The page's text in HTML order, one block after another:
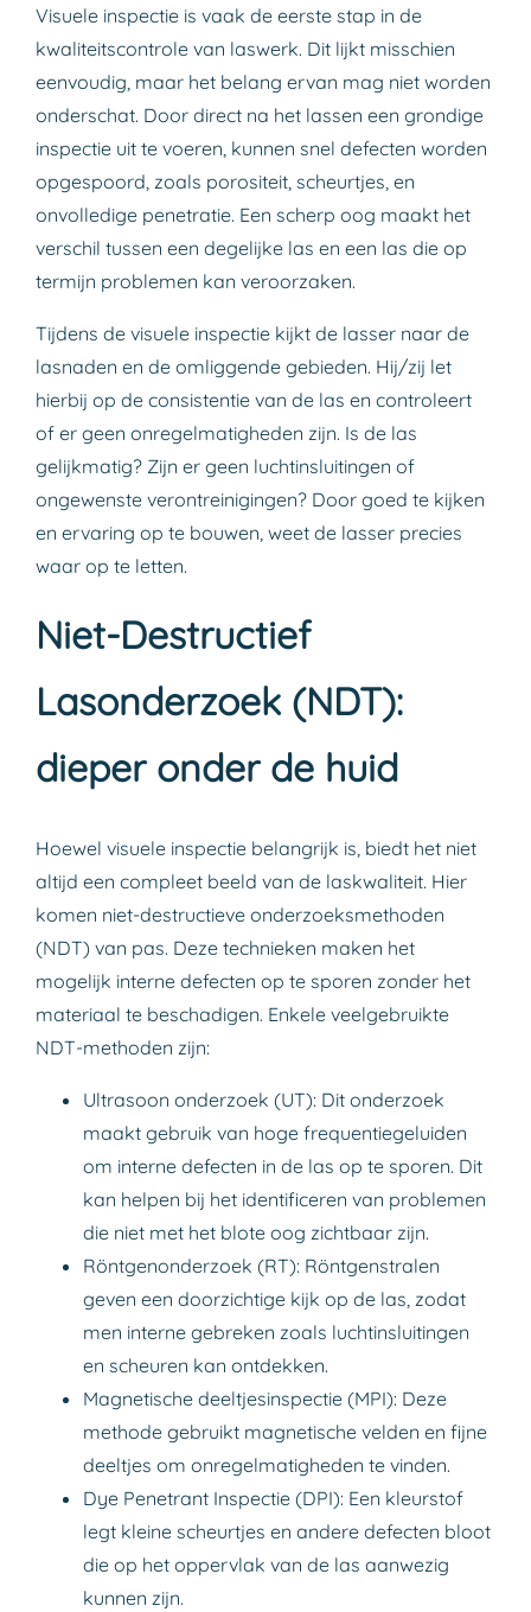
Visuele inspectie is vaak de eerste stap in de
kwaliteitscontrole van laswerk. Dit lijkt misschien
eenvoudig, maar het belang ervan mag niet worden
onderschat. Door direct na het lassen een grondige
inspectie uit te voeren, kunnen snel defecten worden
opgespoord, zoals porositeit, scheurtjes, en
onvolledige penetratie. Een scherp oog maakt het
verschil tussen een degelijke las en een las die op
termijn problemen kan veroorzaken.
Tijdens de visuele inspectie kijkt de lasser naar de
lasnaden en de omliggende gebieden. Hij/zij let
hierbij op de consistentie van de las en controleert
of er geen onregelmatigheden zijn. Is de las
gelijkmatig? Zijn er geen luchtinsluitingen of
ongewenste verontreinigingen? Door goed te kijken
en ervaring op te bouwen, weet de lasser precies
waar op te letten.
Niet-Destructief
Lasonderzoek (NDT):
dieper onder de huid
Hoewel visuele inspectie belangrijk is, biedt het niet
altijd een compleet beeld van de laskwaliteit. Hier
komen niet-destructieve onderzoeksmethoden
(NDT) van pas. Deze technieken maken het
mogelijk interne defecten op te sporen zonder het
materiaal te beschadigen. Enkele veelgebruikte
NDT-methoden zijn:
Ultrasoon onderzoek (UT): Dit onderzoek
maakt gebruik van hoge frequentiegeluiden
om interne defecten in de las op te sporen. Dit
kan helpen bij het identificeren van problemen
die niet met het blote oog zichtbaar zijn.
Röntgenonderzoek (RT): Röntgenstralen
geven een doorzichtige kijk op de las, zodat
men interne gebreken zoals luchtinsluitingen
en scheuren kan ontdekken.
Magnetische deeltjesinspectie (MPI): Deze
methode gebruikt magnetische velden en fijne
deeltjes om onregelmatigheden te vinden.
Dye Penetrant Inspectie (DPI): Een kleurstof
legt kleine scheurtjes en andere defecten bloot
die op het oppervlak van de las aanwezig
kunnen zijn.